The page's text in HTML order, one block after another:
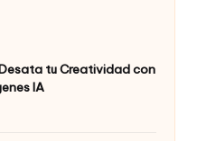
tu Creatividad con
IA